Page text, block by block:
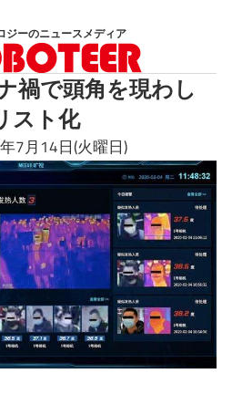
ジーのニュースメディア
禍で頭角を現わし
スト化
7月14日(火曜日)